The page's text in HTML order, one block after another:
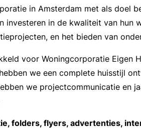
in Amsterdam met als doel
in de kwaliteit van
en het bieden van
voor Woningcorporatie
we een complete huisstijl
we projectcommunicatie en
folders, flyers, advertenties,